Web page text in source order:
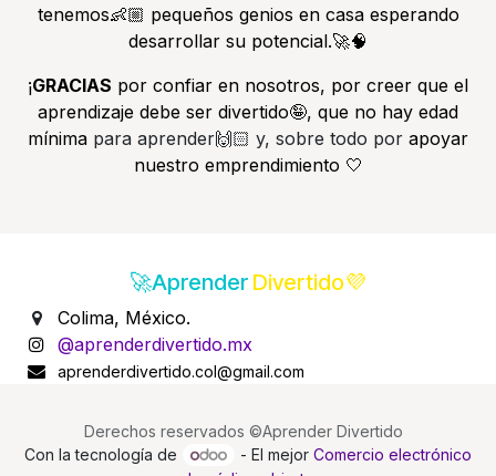
tenemos👶🏼 pequeños genios en casa esperando
desarrollar su potencial.🚀🧠
¡GRACIAS por confiar en nosotros, por creer que el
aprendizaje debe ser divertido🤪, que no hay edad
mínima para aprender🙌🏻 y, sobre todo por apoyar
nuestro emprendimiento 🤍
🚀Aprender Divertido💜
Colima, México.
@aprenderdivertido.mx
aprenderdivertido.col@gmail.com
Derechos reservados ©Aprender Divertido
Con la tecnología de
- El mejor Comercio electrónico